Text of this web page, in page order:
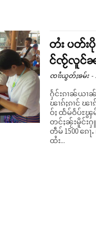
တႆး ပတ်း
င်ၸႂ်လူင်ၼႃ
ၸၢႆးယွတ်ႈၶမ်း -
ႁႅင်းၵၢၼ်ယၢ
ၽၢၵ်ႈၵၢင် ၽ
ဝ်ႈ ထႅမ်ဝႅပ်ႊၾွ
တင်ႈၼႂ်းမိူင်း
တဵမ် 1500 ၵေႃႉ ။ လုမ်းၽွင်းတၢင်မိူင်းႁူမ်ႈတုမ်မၢၼ်ႈ ဢၼ်ပၵ်းၼႂ်
ထႆး...